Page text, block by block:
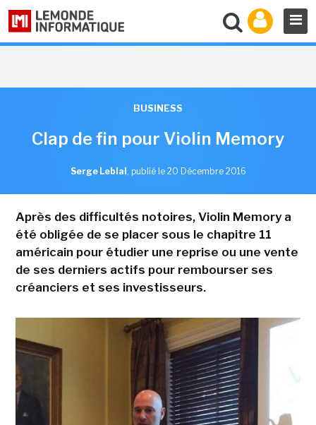
BUSINESS
Clap de fin pour Violin Memory
Serge Leblal , publié le 20 Décembre 2016
Après des difficultés notoires, Violin Memory a
été obligée de se placer sous le chapitre 11
américain pour étudier une reprise ou une vente
de ses derniers actifs pour rembourser ses
créanciers et ses investisseurs.